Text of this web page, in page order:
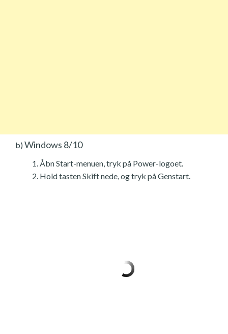
b) Windows 8/10
Åbn Start-menuen, tryk på Power-logoet.
Hold tasten Skift nede, og tryk på Genstart.